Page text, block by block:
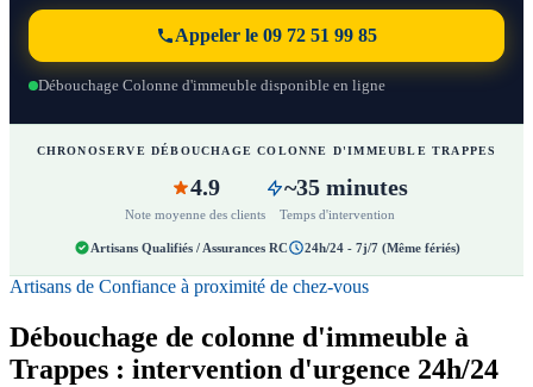
Appeler le 09 72 51 99 85
Débouchage Colonne d'immeuble disponible en ligne
CHRONOSERVE DÉBOUCHAGE COLONNE D'IMMEUBLE TRAPPES
4.9
Note moyenne des clients
~35 minutes
Temps d'intervention
Artisans Qualifiés / Assurances RC 24h/24 - 7j/7 (Même fériés)
Artisans de Confiance à proximité de chez-vous
Débouchage de colonne d'immeuble à
Trappes : intervention d'urgence 24h/24